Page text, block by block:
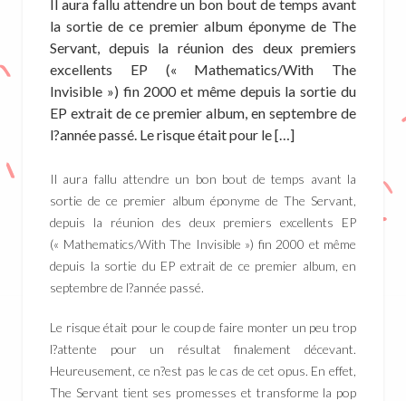
Il aura fallu attendre un bon bout de temps avant
la sortie de ce premier album éponyme de The
Servant, depuis la réunion des deux premiers
excellents EP (« Mathematics/With The
Invisible ») fin 2000 et même depuis la sortie du
EP extrait de ce premier album, en septembre de
l?année passé. Le risque était pour le […]
Il aura fallu attendre un bon bout de temps avant la
sortie de ce premier album éponyme de The Servant,
depuis la réunion des deux premiers excellents EP
(« Mathematics/With The Invisible ») fin 2000 et même
depuis la sortie du EP extrait de ce premier album, en
septembre de l?année passé.
Le risque était pour le coup de faire monter un peu trop
l?attente pour un résultat finalement décevant.
Heureusement, ce n?est pas le cas de cet opus. En effet,
The Servant tient ses promesses et transforme la pop